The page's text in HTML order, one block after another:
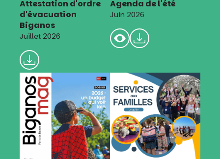
Attestation d'ordre
d'évacuation
Biganos
Juillet 2026
Agenda de l'été
Juin 2026